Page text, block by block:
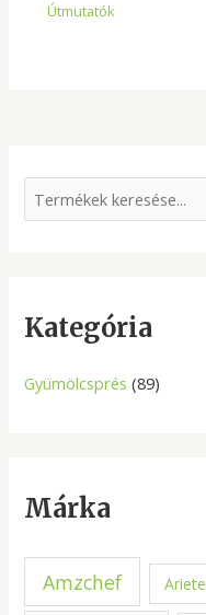
e
c
Kategória
Gyümölcsprés (89)
Márka
Amzchef Ariete
Útmutatók